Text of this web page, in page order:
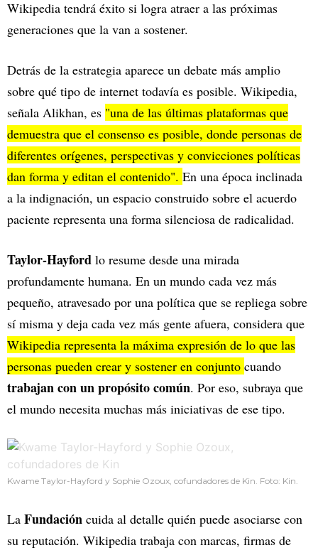
Wikipedia tendrá éxito si logra atraer a las próximas
generaciones que la van a sostener.
Detrás de la estrategia aparece un debate más amplio
sobre qué tipo de internet todavía es posible. Wikipedia,
señala Alikhan, es "una de las últimas plataformas que
demuestra que el consenso es posible, donde personas de
diferentes orígenes, perspectivas y convicciones políticas
dan forma y editan el contenido". En una época inclinada
a la indignación, un espacio construido sobre el acuerdo
paciente representa una forma silenciosa de radicalidad.
Taylor-Hayford lo resume desde una mirada
profundamente humana. En un mundo cada vez más
pequeño, atravesado por una política que se repliega sobre
sí misma y deja cada vez más gente afuera, considera que
Wikipedia representa la máxima expresión de lo que las
personas pueden crear y sostener en conjunto cuando
trabajan con un propósito común. Por eso, subraya que
el mundo necesita muchas más iniciativas de ese tipo.
Kwame Taylor-Hayford y Sophie Ozoux, cofundadores de Kin. Foto: Kin.
La Fundación cuida al detalle quién puede asociarse con
su reputación. Wikipedia trabaja con marcas, firmas de